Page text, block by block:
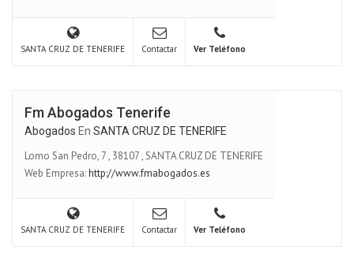
SANTA CRUZ DE TENERIFE Contactar Ver Teléfono
Fm Abogados Tenerife
Abogados En SANTA CRUZ DE TENERIFE
Lomo San Pedro, 7, 38107,SANTA CRUZ DE TENERIFE
Web Empresa:http://www.fmabogados.es
SANTA CRUZ DE TENERIFE Contactar Ver Teléfono